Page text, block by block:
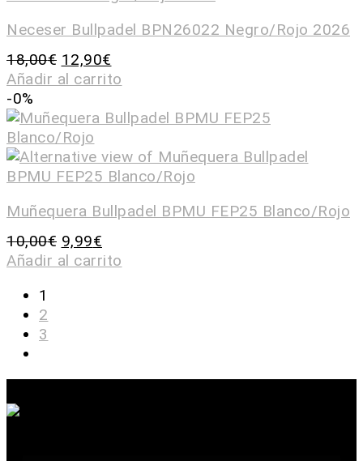
Neceser Bullpadel BPN26022 Negro/Rojo 2026
18,00€ 12,90€
Añadir al carrito
-0%
Muñequera Bullpadel BPMU FEP25 Blanco/Rojo
10,00€ 9,99€
Añadir al carrito
1
2
3